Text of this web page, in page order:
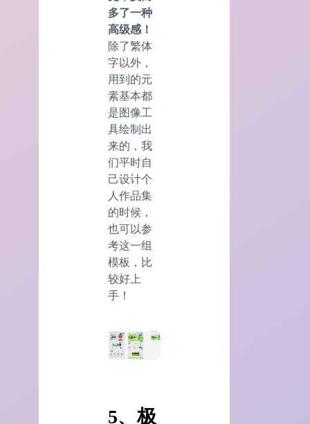
多了一种
高级感！
除了繁体
字以外，
用到的元
素基本都
是图像工
具绘制出
来的，我
们平时自
己设计个
人作品集
的时候，
也可以参
考这一组
模板，比
较好上
手！
5、极